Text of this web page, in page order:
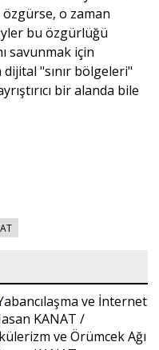
o zaman
bu özgürlüğü
savunmak için
"sınır bölgeleri"
bir alanda bile